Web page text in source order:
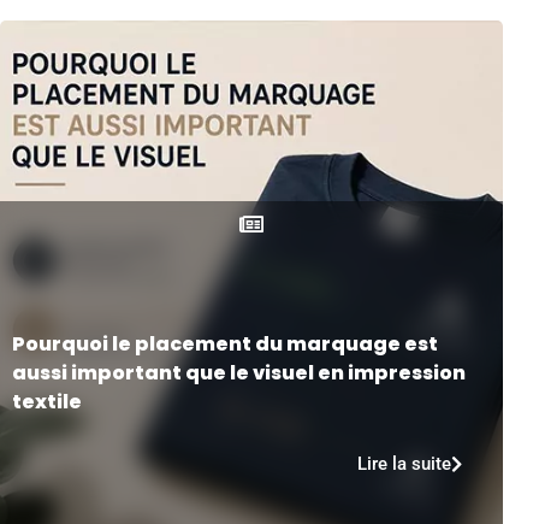
Pourquoi le placement du marquage est
aussi important que le visuel en impression
textile
Lire la suite